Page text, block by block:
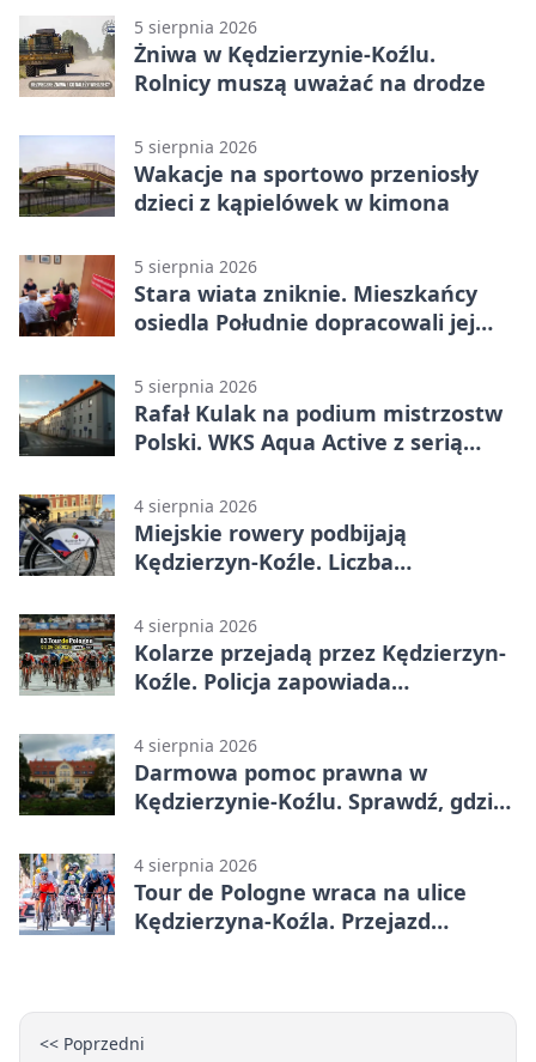
5 sierpnia 2026
Żniwa w Kędzierzynie-Koźlu.
Rolnicy muszą uważać na drodze
5 sierpnia 2026
Wakacje na sportowo przeniosły
dzieci z kąpielówek w kimona
5 sierpnia 2026
Stara wiata zniknie. Mieszkańcy
osiedla Południe dopracowali jej
5 sierpnia 2026
Rafał Kulak na podium mistrzostw
Polski. WKS Aqua Active z serią
4 sierpnia 2026
Miejskie rowery podbijają
Kędzierzyn-Koźle. Liczba
4 sierpnia 2026
Kolarze przejadą przez Kędzierzyn-
Koźle. Policja zapowiada
4 sierpnia 2026
Darmowa pomoc prawna w
Kędzierzynie-Koźlu. Sprawdź, gdzie
4 sierpnia 2026
Tour de Pologne wraca na ulice
Kędzierzyna-Koźla. Przejazd
<< Poprzedni